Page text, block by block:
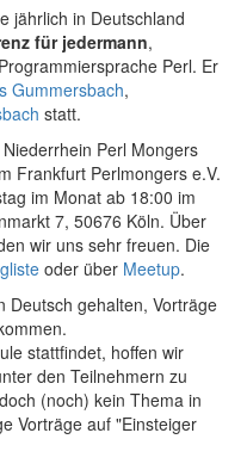
jährlich in Deutschland
für jedermann,
Perl. Er
Gummersbach,
statt.
Perl Mongers
Frankfurt Perlmongers e.V.
im Monat ab 18:00 im
7, 50676 Köln. Über
wir uns sehr freuen. Die
oder über Meetup.
Deutsch gehalten, Vorträge
stattfindet, hoffen wir
den Teilnehmern zu
(noch) kein Thema in
Vorträge auf "Einsteiger